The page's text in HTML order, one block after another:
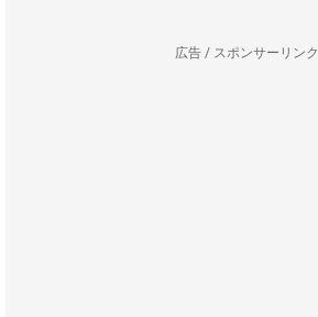
広告 / スポンサーリンク